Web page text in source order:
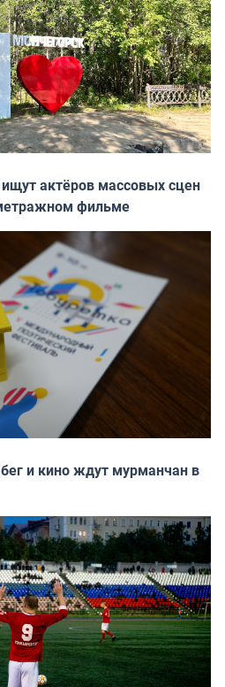
актёров массовых сцен
фильме
и кино ждут мурманчан в